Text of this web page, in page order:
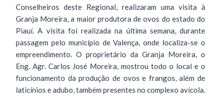
Conselheiros deste Regional, realizaram uma visita à
Granja Moreira, a maior produtora de ovos do estado do
Piauí. A visita foi realizada na última semana, durante
passagem pelo município de Valença, onde localiza-se o
empreendimento. O proprietário da Granja Moreira, o
Eng. Agr. Carlos José Moreira, mostrou todo o local e o
funcionamento da produção de ovos e frangos, além de
laticínios e adubo, também presentes no complexo avícola.